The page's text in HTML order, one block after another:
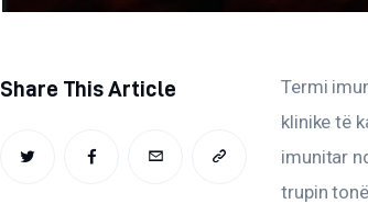
Share This Article
TWITTERFACEBOOKEMAIL COPY
Termi
klinike të
imunitar
trupin